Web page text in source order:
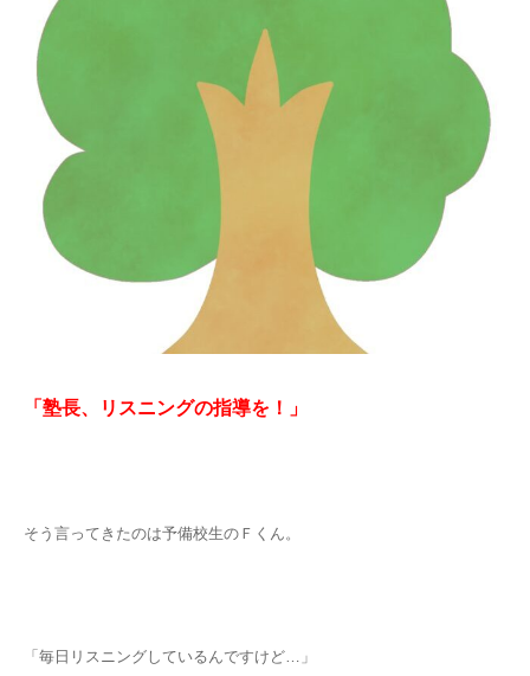
「塾長、リスニングの指導を！ 」
そう言ってきたのは予備校生のＦくん。
「毎日リスニングしているんですけど…」